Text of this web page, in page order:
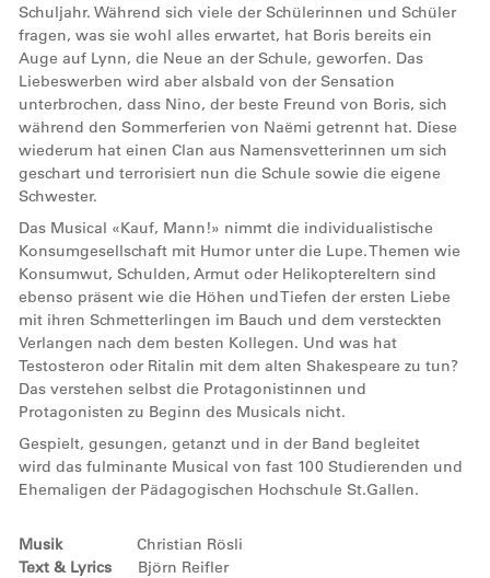
Schuljahr. Während sich viele der Schülerinnen und Schüler
fragen, was sie wohl alles erwartet, hat Boris bereits ein
Auge auf Lynn, die Neue an der Schule, geworfen. Das
Liebeswerben wird aber alsbald von der Sensation
unterbrochen, dass Nino, der beste Freund von Boris, sich
während den Sommerferien von Naëmi getrennt hat. Diese
wiederum hat einen Clan aus Namensvetterinnen um sich
geschart und terrorisiert nun die Schule sowie die eigene
Schwester.
Das Musical «Kauf, Mann!» nimmt die individualistische
Konsumgesellschaft mit Humor unter die Lupe. Themen wie
Konsumwut, Schulden, Armut oder Helikoptereltern sind
ebenso präsent wie die Höhen und Tiefen der ersten Liebe
mit ihren Schmetterlingen im Bauch und dem versteckten
Verlangen nach dem besten Kollegen. Und was hat
Testosteron oder Ritalin mit dem alten Shakespeare zu tun?
Das verstehen selbst die Protagonistinnen und
Protagonisten zu Beginn des Musicals nicht.
Gespielt, gesungen, getanzt und in der Band begleitet
wird das fulminante Musical von fast 100 Studierenden und
Ehemaligen der Pädagogischen Hochschule St.Gallen.
Musik Christian Rösli
Text & Lyrics Björn Reifler